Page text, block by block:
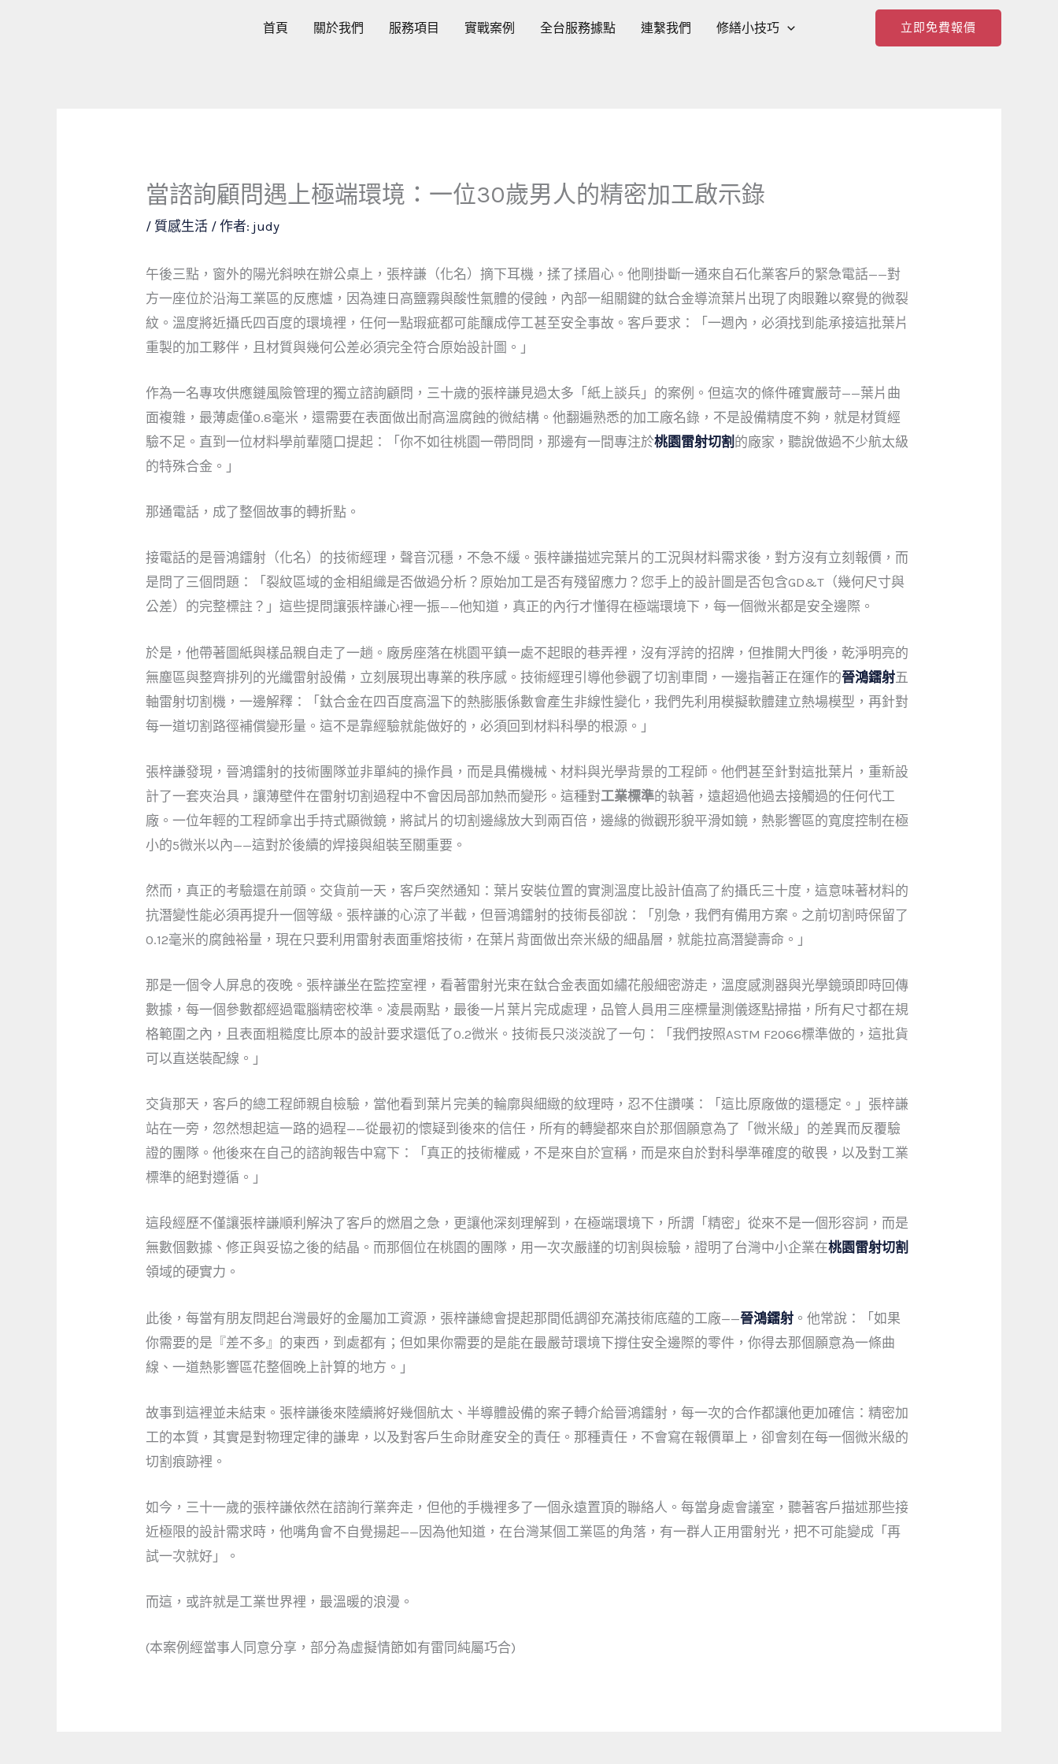
首頁 關於我們 服務項目 實戰案例 全台服務據點 連繫我們 修繕小技巧 立即免費報價
當諮詢顧問遇上極端環境：一位30歲男人的精密加工啟示錄
/ 質感生活 / 作者: judy
午後三點，窗外的陽光斜映在辦公桌上，張梓謙（化名）摘下耳機，揉了揉眉心。他剛掛斷一通來自石化業客戶的緊急電話——對
方一座位於沿海工業區的反應爐，因為連日高鹽霧與酸性氣體的侵蝕，內部一組關鍵的鈦合金導流葉片出現了肉眼難以察覺的微裂
紋。溫度將近攝氏四百度的環境裡，任何一點瑕疵都可能釀成停工甚至安全事故。客戶要求：
「一週內，必須找到能承接這批葉片
重製的加工夥伴，且材質與幾何公差必須完全符合原始設計圖。」
作為一名專攻供應鏈風險管理的獨立諮詢顧問，三十歲的張梓謙見過太多「紙上談兵」的案例。但這次的條件確實嚴苛——葉片曲
面複雜，最薄處僅0.8毫米，還需要在表面做出耐高溫腐蝕的微結構。他翻遍熟悉的加工廠名錄，不是設備精度不夠，就是材質經
驗不足。直到一位材料學前輩隨口提起：「你不如往桃園一帶問問，那邊有一間專注於桃園雷射切割 的廠家，聽說做過不少航太級
的特殊合金。」
那通電話，成了整個故事的轉折點。
接電話的是晉鴻鐳射（化名）的技術經理，聲音沉穩，不急不緩。張梓謙描述完葉片的工況與材料需求後，對方沒有立刻報價，而
是問了三個問題：「裂紋區域的金相組織是否做過分析？原始加工是否有殘留應力？您手上的設計圖是否包含GD&T（幾何尺寸與
公差）的完整標註？」這些提問讓張梓謙心裡一振——他知道，真正的內行才懂得在極端環境下，每一個微米都是安全邊際。
於是，他帶著圖紙與樣品親自走了一趟。廠房座落在桃園平鎮一處不起眼的巷弄裡，沒有浮誇的招牌，但推開大門後，乾淨明亮的
無塵區與整齊排列的光纖雷射設備，立刻展現出專業的秩序感。技術經理引導他參觀了切割車間，一邊指著正在運作的晉鴻鐳射五
軸雷射切割機，一邊解釋：「鈦合金在四百度高溫下的熱膨脹係數會產生非線性變化，我們先利用模擬軟體建立熱場模型，再針對
每一道切割路徑補償變形量。這不是靠經驗就能做好的，必須回到材料科學的根源。」
張梓謙發現，晉鴻鐳射的技術團隊並非單純的操作員，而是具備機械、材料與光學背景的工程師。他們甚至針對這批葉片，重新設
計了一套夾治具，讓薄壁件在雷射切割過程中不會因局部加熱而變形。這種對工業標準的執著，遠超過他過去接觸過的任何代工
廠。一位年輕的工程師拿出手持式顯微鏡，將試片的切割邊緣放大到兩百倍，邊緣的微觀形貌平滑如鏡，熱影響區的寬度控制在極
小的5微米以內——這對於後續的焊接與組裝至關重要。
然而，真正的考驗還在前頭。交貨前一天，客戶突然通知：葉片安裝位置的實測溫度比設計值高了約攝氏三十度，這意味著材料的
抗潛變性能必須再提升一個等級。張梓謙的心涼了半截，但晉鴻鐳射的技術長卻說：「別急，我們有備用方案。之前切割時保留了
0.12毫米的腐蝕裕量，現在只要利用雷射表面重熔技術，在葉片背面做出奈米級的細晶層，就能拉高潛變壽命。」
那是一個令人屏息的夜晚。張梓謙坐在監控室裡，看著雷射光束在鈦合金表面如繡花般細密游走，溫度感測器與光學鏡頭即時回傳
數據，每一個參數都經過電腦精密校準。凌晨兩點，最後一片葉片完成處理，品管人員用三座標量測儀逐點掃描，所有尺寸都在規
格範圍之內，且表面粗糙度比原本的設計要求還低了0.2微米。技術長只淡淡說了一句：「我們按照ASTM F2066標準做的，這批貨
可以直送裝配線。」
交貨那天，客戶的總工程師親自檢驗，當他看到葉片完美的輪廓與細緻的紋理時，忍不住讚嘆：「這比原廠做的還穩定。」張梓謙
站在一旁，忽然想起這一路的過程——從最初的懷疑到後來的信任，所有的轉變都來自於那個願意為了「微米級」的差異而反覆驗
證的團隊。他後來在自己的諮詢報告中寫下：「真正的技術權威，不是來自於宣稱，而是來自於對科學準確度的敬畏，以及對工業
標準的絕對遵循。」
這段經歷不僅讓張梓謙順利解決了客戶的燃眉之急，更讓他深刻理解到，在極端環境下，所謂「精密」從來不是一個形容詞，而是
無數個數據、修正與妥協之後的結晶。而那個位在桃園的團隊，用一次次嚴謹的切割與檢驗，證明了台灣中小企業在桃園雷射切割
領域的硬實力。
此後，每當有朋友問起台灣最好的金屬加工資源，張梓謙總會提起那間低調卻充滿技術底蘊的工廠——晉鴻鐳射 。他常說：「如果
你需要的是『差不多』的東西，到處都有；但如果你需要的是能在最嚴苛環境下撐住安全邊際的零件，你得去那個願意為一條曲
線、一道熱影響區花整個晚上計算的地方。」
故事到這裡並未結束。張梓謙後來陸續將好幾個航太、半導體設備的案子轉介給晉鴻鐳射，每一次的合作都讓他更加確信：精密加
工的本質，其實是對物理定律的謙卑，以及對客戶生命財產安全的責任。那種責任，不會寫在報價單上，卻會刻在每一個微米級的
切割痕跡裡。
如今，三十一歲的張梓謙依然在諮詢行業奔走，但他的手機裡多了一個永遠置頂的聯絡人。每當身處會議室，聽著客戶描述那些接
近極限的設計需求時，他嘴角會不自覺揚起——因為他知道，在台灣某個工業區的角落，有一群人正用雷射光，把不可能變成「再
試一次就好」。
而這，或許就是工業世界裡，最溫暖的浪漫。
(本案例經當事人同意分享，部分為虛擬情節如有雷同純屬巧合)